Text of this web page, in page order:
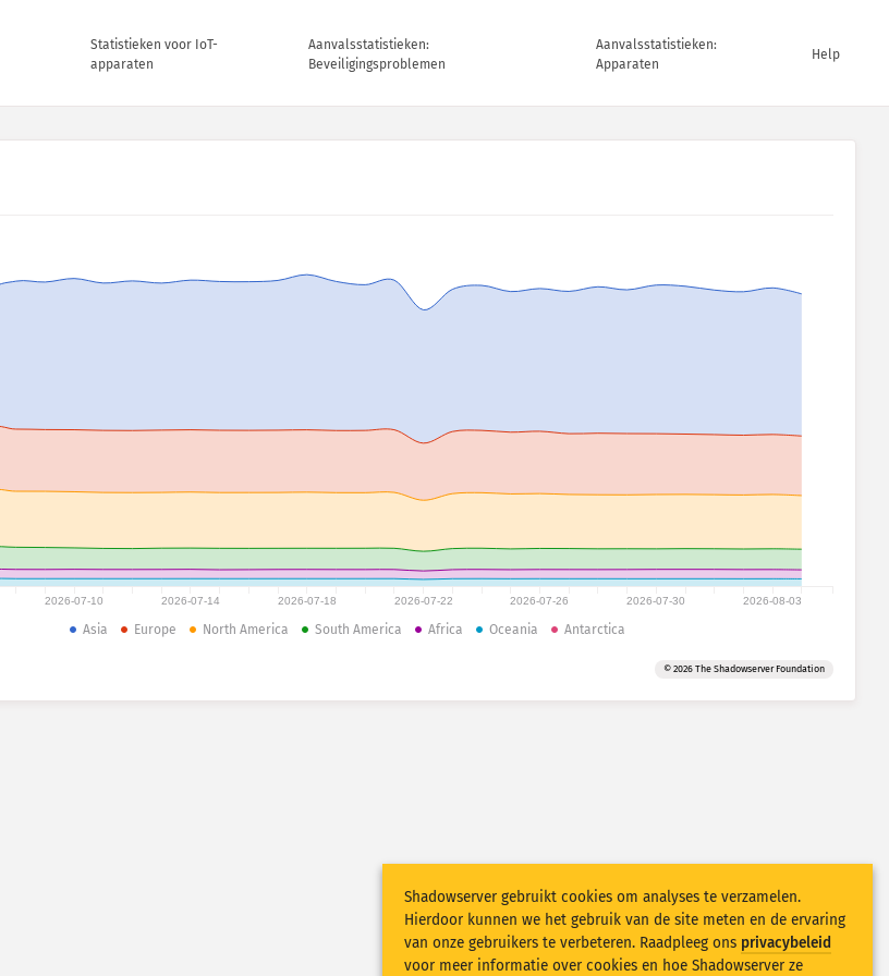
Statistieken voor IoT-
apparaten
Aanvalsstatistieken:
Beveiligingsproblemen
Aanvalsstatistieken:
Apparaten
Help
2026-07-10 2026-07-14 2026-07-18 2026-07-22 2026-07-26 2026-07-30 2026-08-03
Asia Europe North America South America Africa Oceania Antarctica
© 2026 The Shadowserver Foundation
Shadowserver gebruikt cookies om analyses te verzamelen.
Hierdoor kunnen we het gebruik van de site meten en de ervaring
van onze gebruikers te verbeteren. Raadpleeg ons privacybeleid
voor meer informatie over cookies en hoe Shadowserver ze